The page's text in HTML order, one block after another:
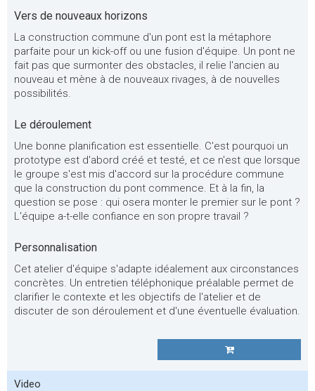
Vers de nouveaux horizons
La construction commune d'un pont est la métaphore
parfaite pour un kick-off ou une fusion d'équipe. Un pont ne
fait pas que surmonter des obstacles, il relie l'ancien au
nouveau et mène à de nouveaux rivages, à de nouvelles
possibilités.
Le déroulement
Une bonne planification est essentielle. C'est pourquoi un
prototype est d'abord créé et testé, et ce n'est que lorsque
le groupe s'est mis d'accord sur la procédure commune
que la construction du pont commence. Et à la fin, la
question se pose : qui osera monter le premier sur le pont ?
L'équipe a-t-elle confiance en son propre travail ?
Personnalisation
Cet atelier d'équipe s'adapte idéalement aux circonstances
concrètes. Un entretien téléphonique préalable permet de
clarifier le contexte et les objectifs de l'atelier et de
discuter de son déroulement et d'une éventuelle évaluation.
Video